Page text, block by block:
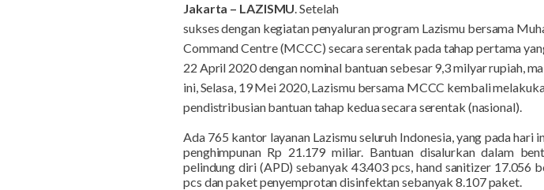
Jakarta – LAZISMU.Setelah
sukses dengan kegiatan penyaluran program Lazismu bersama
Command Centre (MCCC) secara serentak pada tahap pertama
22 April 2020 dengan nominal bantuan sebesar 9,3 milyar rupiah,
ini, Selasa, 19 Mei 2020, Lazismu bersama MCCC kembali
pendistribusian bantuan tahap kedua secara serentak (nasional).
Ada 765 kantor layanan Lazismu seluruh Indonesia, yang pada
penghimpunan Rp 21.179 miliar. Bantuan disalurkan dalam
pelindung diri (APD) sebanyak 43.403 pcs, hand sanitizer 17.056
pcs dan paket penyemprotan disinfektan sebanyak 8.107 paket.